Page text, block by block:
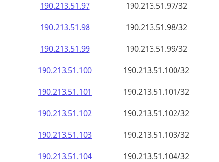
190.213.51.97
190.213.51.97/32
190.213.51.98
190.213.51.98/32
190.213.51.99
190.213.51.99/32
190.213.51.100
190.213.51.100/32
190.213.51.101
190.213.51.101/32
190.213.51.102
190.213.51.102/32
190.213.51.103
190.213.51.103/32
190.213.51.104
190.213.51.104/32